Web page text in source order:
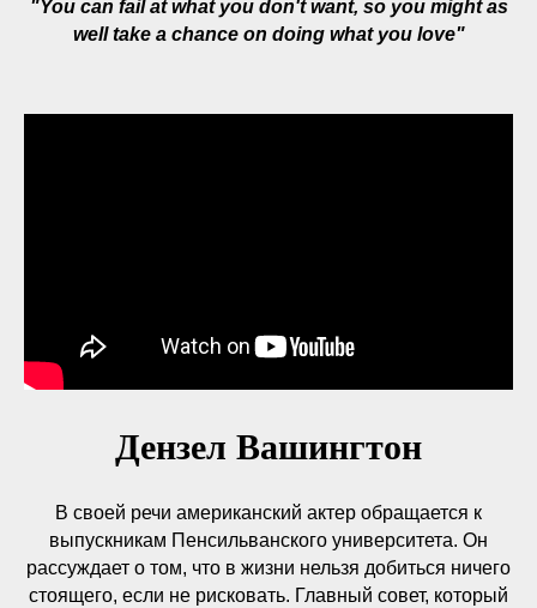
"You can fail at what you don't want, so you might as
well take a chance on doing what you love"
Дензел Вашингтон
В своей речи американский актер обращается к
выпускникам Пенсильванского университета. Он
рассуждает о том, что в жизни нельзя добиться ничего
стоящего, если не рисковать. Главный совет, который